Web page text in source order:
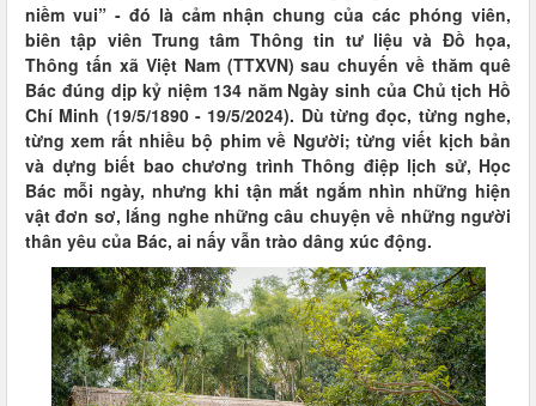
niềm vui” - đó là cảm nhận chung của các phóng viên,
biên tập viên Trung tâm Thông tin tư liệu và Đồ họa,
Thông tấn xã Việt Nam (TTXVN) sau chuyến về thăm quê
Bác đúng dịp kỷ niệm 134 năm Ngày sinh của Chủ tịch Hồ
Chí Minh (19/5/1890 - 19/5/2024). Dù từng đọc, từng nghe,
từng xem rất nhiều bộ phim về Người; từng viết kịch bản
và dựng biết bao chương trình Thông điệp lịch sử, Học
Bác mỗi ngày, nhưng khi tận mắt ngắm nhìn những hiện
vật đơn sơ, lắng nghe những câu chuyện về những người
thân yêu của Bác, ai nấy vẫn trào dâng xúc động.